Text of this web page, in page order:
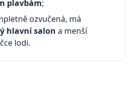
plavbám;
ozvučená, má
hlavní salon a menší
lodi.